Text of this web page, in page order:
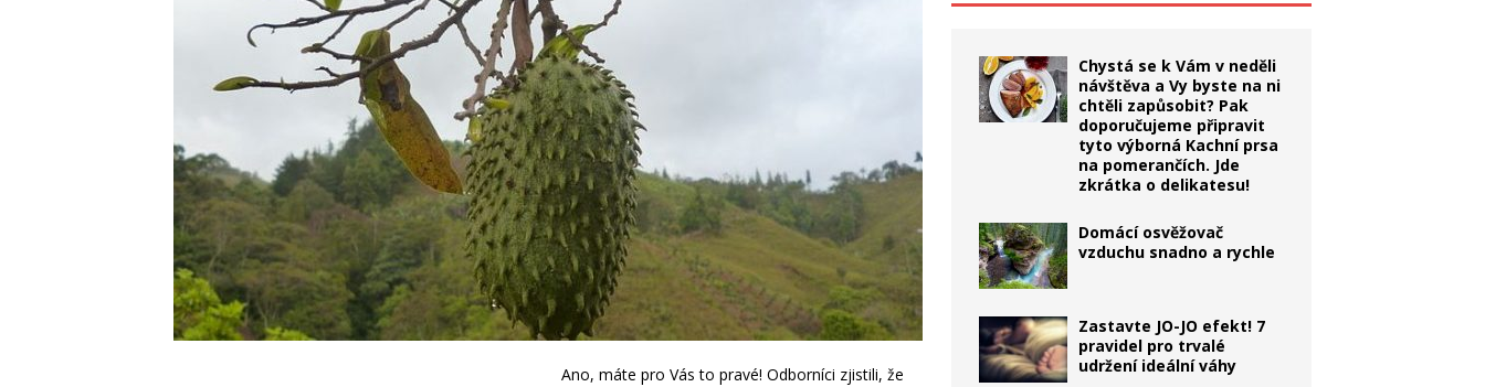
Ano, máte pro Vás to pravé! Odborníci zjistili, že
Chystá se k Vám v neděli
návštěva a Vy byste na ni
chtěli zapůsobit? Pak
doporučujeme připravit
tyto výborná Kachní prsa
na pomerančích. Jde
zkrátka o delikatesu!
Domácí osvěžovač
vzduchu snadno a rychle
Zastavte JO-JO efekt! 7
pravidel pro trvalé
udržení ideální váhy